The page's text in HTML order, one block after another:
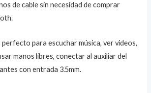
de cable sin necesidad de comprar
para escuchar música, ver videos,
manos libres, conectar al auxiliar del
con entrada 3.5mm.